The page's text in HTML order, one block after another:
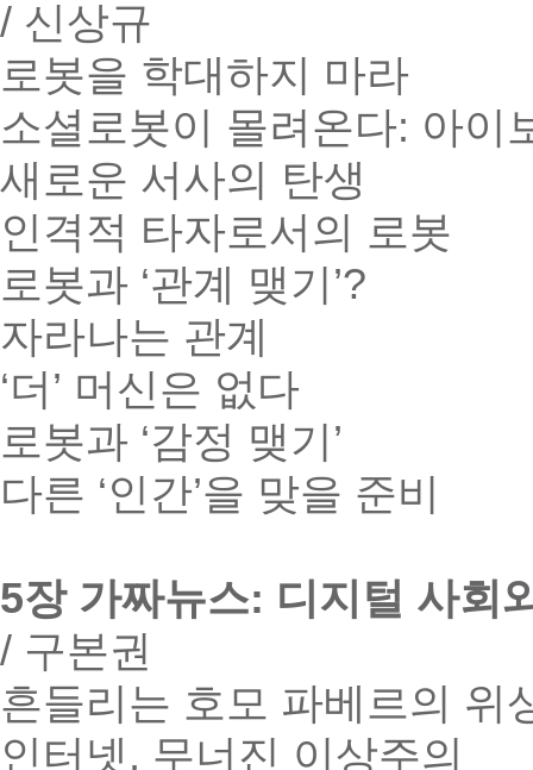
/ 신상규
로봇을 학대하지 마라
소셜로봇이 몰려온다: 아이
새로운 서사의 탄생
인격적 타자로서의 로봇
로봇과 ‘관계 맺기’?
자라나는 관계
‘더’ 머신은 없다
로봇과 ‘감정 맺기’
다른 ‘인간’을 맞을 준비
5장 가짜뉴스: 디지털 사회
/ 구본권
흔들리는 호모 파베르의 위
인터넷, 무너진 이상주의